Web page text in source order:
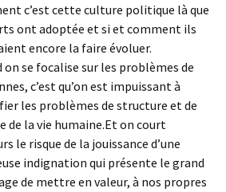
c’est cette culture politique là que
ont adoptée et si et comment ils
encore la faire évoluer.
on se focalise sur les problèmes de
c’est qu’on est impuissant à
les problèmes de structure et de
de la vie humaine.Et on court
le risque de la jouissance d’une
indignation qui présente le grand
de mettre en valeur, à nos propres